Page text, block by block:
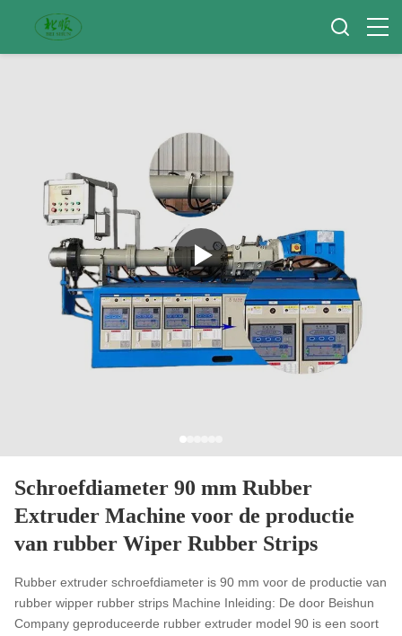
Schroefdiameter 90 mm Rubber
Extruder Machine voor de productie
van rubber Wiper Rubber Strips
Rubber extruder schroefdiameter is 90 mm voor de productie van
rubber wipper rubber strips Machine Inleiding: De door Beishun
Company geproduceerde rubber extruder model 90 is een soort